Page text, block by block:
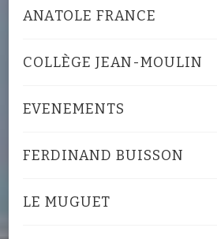
ANATOLE FRANCE
COLLÈGE JEAN-MOULIN
EVENEMENTS
FERDINAND BUISSON
LE MUGUET